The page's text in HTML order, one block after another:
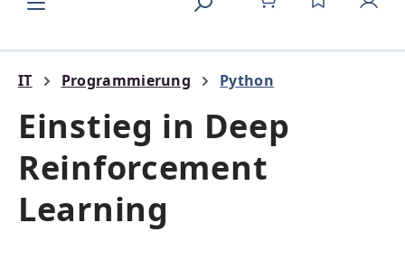
DU HAST 0
IT Programmierung Python
Einstieg in Deep
Reinforcement
Learning